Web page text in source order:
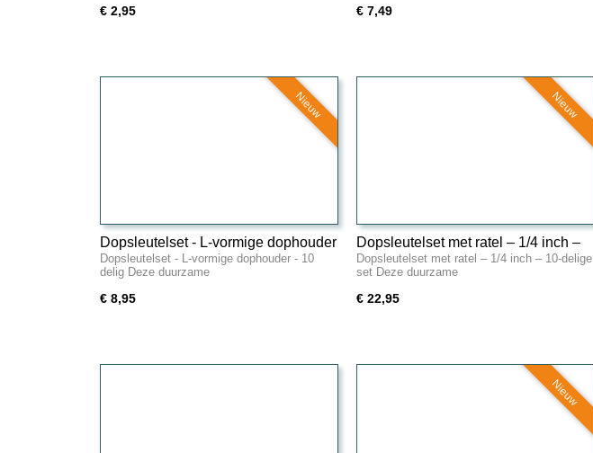
€ 2,95 € 7,49
Nieuw
Dopsleutelset - L-vormige dophouder
- 10 delig
Dopsleutelset - L-vormige dophouder - 10
delig Deze duurzame
€ 8,95
Nieuw
Dopsleutelset met ratel – 1/4 inch –
10 -delige set
Dopsleutelset met ratel – 1/4 inch – 10-delige
set Deze duurzame
€ 22,95
Nieuw